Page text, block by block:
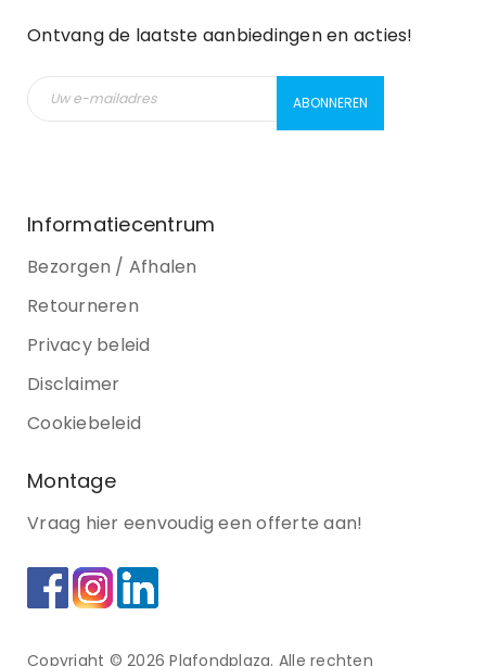
Ontvang de laatste aanbiedingen en acties!
Informatiecentrum
Bezorgen / Afhalen
Retourneren
Privacy beleid
Disclaimer
Cookiebeleid
Montage
Vraag hier eenvoudig een offerte aan!
Copyright © 2026 Plafondplaza. Alle rechten